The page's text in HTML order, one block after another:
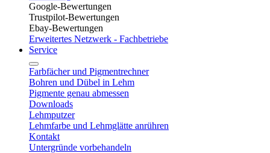
Google-Bewertungen
Trustpilot-Bewertungen
Ebay-Bewertungen
Erweitertes Netzwerk - Fachbetriebe
Service
Farbfächer und Pigmentrechner
Bohren und Dübel in Lehm​
Pigmente genau abmessen
Downloads
Lehmputzer
Lehmfarbe und Lehmglätte anrühren
Kontakt
Untergründe vorbehandeln